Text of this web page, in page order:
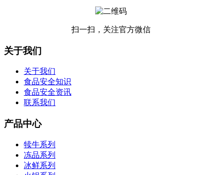
扫一扫，关注官方微信
关于我们
关于我们
食品安全知识
食品安全资讯
联系我们
产品中心
犊牛系列
冻品系列
冰鲜系列